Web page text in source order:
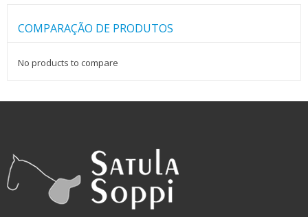
COMPARAÇÃO DE PRODUTOS
No products to compare